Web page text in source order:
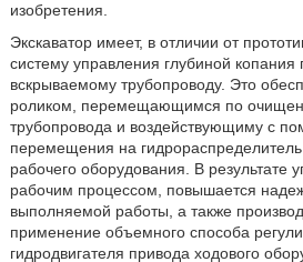
изобретения.
Экскаватор имеет, в отличии от
систему управления глубиной
вскрываемому трубопроводу. Это
роликом, перемещающимся по
трубопровода и воздействующиму с
перемещения на
рабочего оборудования. В результате
рабочим процессом, повышается
выполняемой работы, а также
применение объемного способа
гидродвигателя привода ходового